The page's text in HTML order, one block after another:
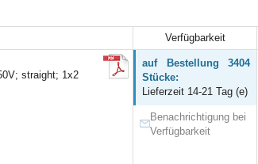
Verfügbarkeit
straight; 1x2
auf Bestellung 3404
Stücke:
Lieferzeit 14-21 Tag (e)
Benachrichtigung bei
Verfügbarkeit